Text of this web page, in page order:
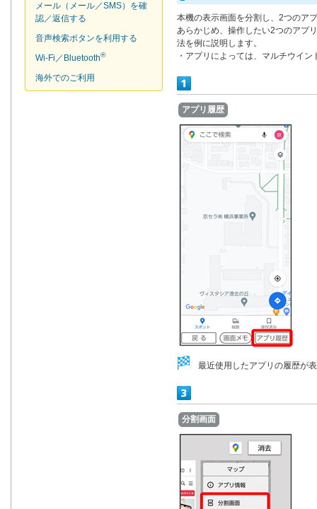
メール（メール／SMS）を確
認／返信する
音声検索ボタンを利用する
Wi-Fi／Bluetooth®
海外でのご利用
本機の表示画面を分割し、2つのア
あらかじめ、操作したい2つのアプ
法を例に説明します。
・アプリによっては、マルチウイ
アプリ履歴
最近使用したアプリの履歴が
分割画面